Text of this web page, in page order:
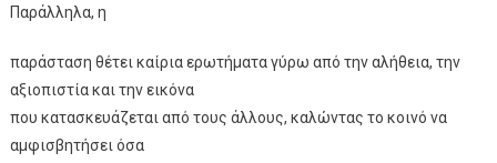
Παράλληλα, η
παράσταση θέτει καίρια ερωτήματα γύρω από την αλήθεια, την
αξιοπιστία και την εικόνα
που κατασκευάζεται από τους άλλους, καλώντας το κοινό να
αμφισβητήσει όσα